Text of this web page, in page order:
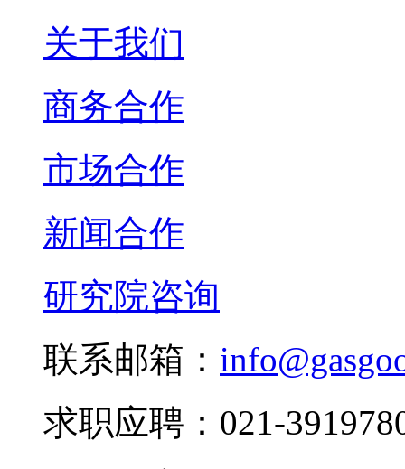
关于我们
商务合作
市场合作
新闻合作
研究院咨询
联系邮箱：
求职应聘：021-